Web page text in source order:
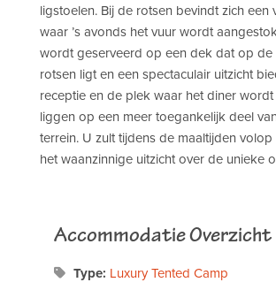
ligstoelen. Bij de rotsen bevindt zich een
waar ’s avonds het vuur wordt
wordt geserveerd op een dek dat op de
rotsen ligt en een spectaculair uitzicht
receptie en de plek waar het diner
liggen op een meer toegankelijk deel
terrein. U zult tijdens de maaltijden
het waanzinnige uitzicht over de unieke
Accommodatie Overzicht
Type: Luxury Tented Camp